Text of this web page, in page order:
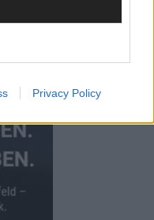
Privacy Policy